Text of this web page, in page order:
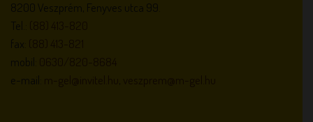
8200 Veszprém, Fenyves utca 99.
Tel.:
fax:
mobil:
e-mail: